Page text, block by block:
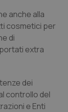
anche alla
cosmetici per
di
extra
dei
controllo del
e Enti